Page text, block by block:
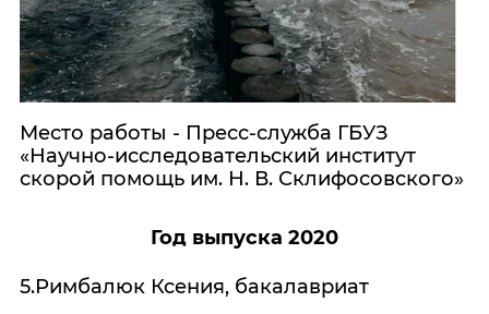
Место работы - Пресс-служба ГБУЗ
«Научно-исследовательский институт
скорой помощь им. Н. В. Склифосовского»
Год выпуска 2020
5.Римбалюк Ксения, бакалавриат